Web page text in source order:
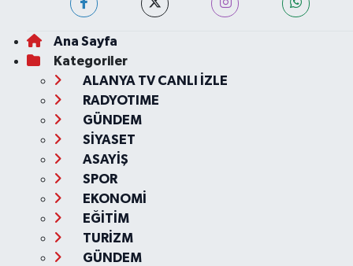
Ana Sayfa
Kategoriler
ALANYA TV CANLI İZLE
RADYOTIME
GÜNDEM
SİYASET
ASAYİŞ
SPOR
EKONOMİ
EĞİTİM
TURİZM
GÜNDEM